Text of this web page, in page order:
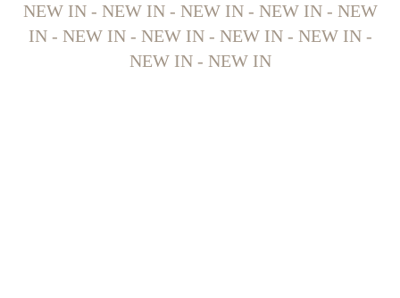
NEW IN - NEW IN - NEW IN - NEW IN - NEW
IN - NEW IN - NEW IN - NEW IN - NEW IN -
NEW IN - NEW IN